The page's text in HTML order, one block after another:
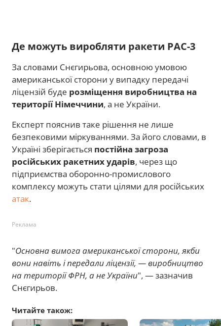
Де можуть виробляти ракети PAC-3
За словами Снєгирьова, основною умовою
американської сторони у випадку передачі
ліцензій буде розміщення виробництва на
території Німеччини, а не України.
Експерт пояснив таке рішення не лише
безпековими міркуваннями. За його словами, в
Україні зберігається постійна загроза
російських ракетних ударів, через що
підприємства оборонно-промислового
комплексу можуть стати цілями для російських
атак.
Реклама
"Основна вимога американської сторони, якби
вони навіть і передали ліцензії, — виробництво
на території ФРН, а не України", — зазначив
Снєгирьов.
Читайте також: